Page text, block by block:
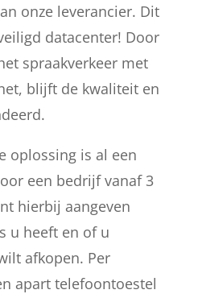
onze leverancier. Dit
datacenter! Door
spraakverkeer met
blijft de kwaliteit en
oplossing is al een
een bedrijf vanaf 3
hierbij aangeven
u heeft en of u
afkopen. Per
apart telefoontoestel